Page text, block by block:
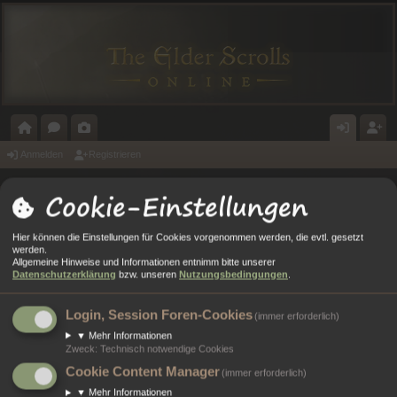
O
T
A
L
E
N
A
E
RI
E
L
Anmelden Registrieren
Portal Foren
Anmelden
Passwort:
Ich habe mein Passwort vergessen
Cookie-Einstellungen
Hier können die Einstellungen für Cookies vorgenommen werden, die evtl. gesetzt
werden.
Allgemeine Hinweise und Informationen entnimm bitte unserer
Datenschutzerklärung bzw. unseren Nutzungsbedingungen
Login, Session Foren-Cookies(immer erforderlich)
▼ Mehr Informationen
Zweck: Technisch notwendige Cookies
Cookie Content Manager(immer erforderlich)
▼ Mehr Informationen